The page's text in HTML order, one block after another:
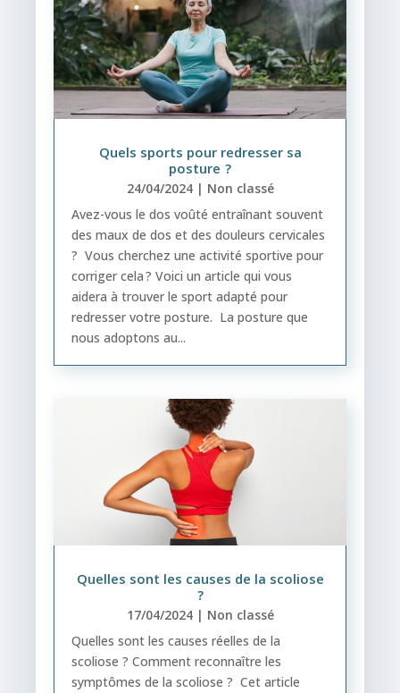
Quels sports pour redresser sa
posture ?
24/04/2024| Non classé
Avez-vous le dos voûté entraînant souvent
des maux de dos et des douleurs cervicales
? Vous cherchez une activité sportive pour
corriger cela ? Voici un article qui vous
aidera à trouver le sport adapté pour
redresser votre posture. La posture que
nous adoptons au...
Quelles sont les causes de la scoliose
?
17/04/2024| Non classé
Quelles sont les causes réelles de la
scoliose ? Comment reconnaître les
symptômes de la scoliose ? Cet article